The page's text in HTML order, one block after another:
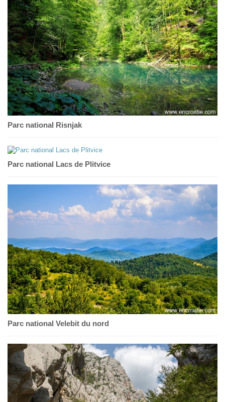
Parc national Risnjak
Parc national Lacs de Plitvice
Parc national Velebit du nord